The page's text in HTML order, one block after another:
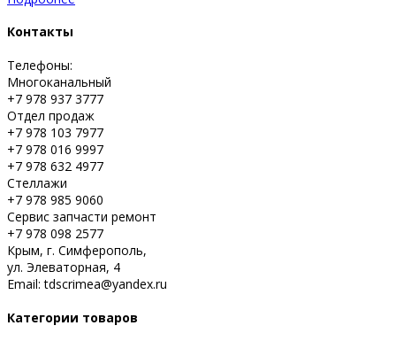
Контакты
Телефоны:
Многоканальный
+7 978 937 3777
Отдел продаж
+7 978 103 7977
+7 978 016 9997
+7 978 632 4977
Стеллажи
+7 978 985 9060
Сервис запчасти ремонт
+7 978 098 2577
Крым, г. Симферополь,
ул. Элеваторная, 4
Email: tdscrimea@yandex.ru
Категории товаров